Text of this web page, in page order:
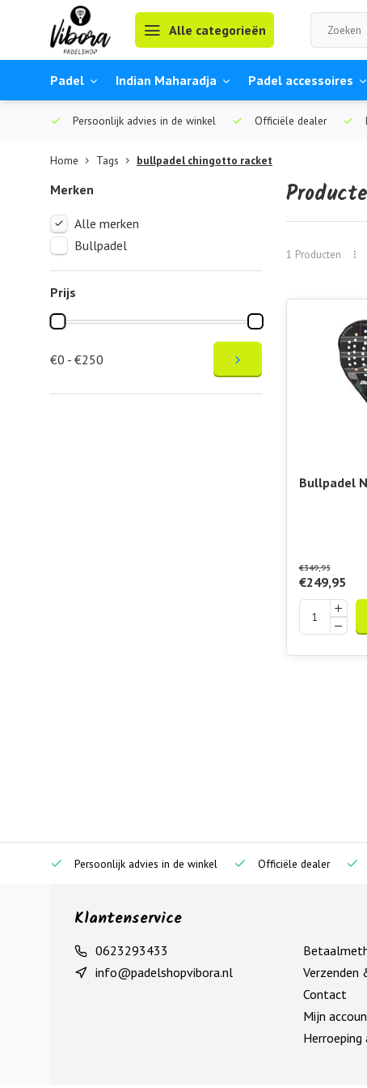
Alle categorieën
Padel Indian Maharadja Padel accessoires
Persoonlijk advies in de winkel Officiële dealer
Home Tags bullpadel chingotto racket
Merken
Alle merken
Bullpadel
Prijs
€0 - €250
1 Producten
Bullpadel
€349,95
€249,95
Persoonlijk advies in de winkel Officiële dealer
Klantenservice
0623293433
info@padelshopvibora.nl
Verzenden
Contact
Mijn
Herroeping